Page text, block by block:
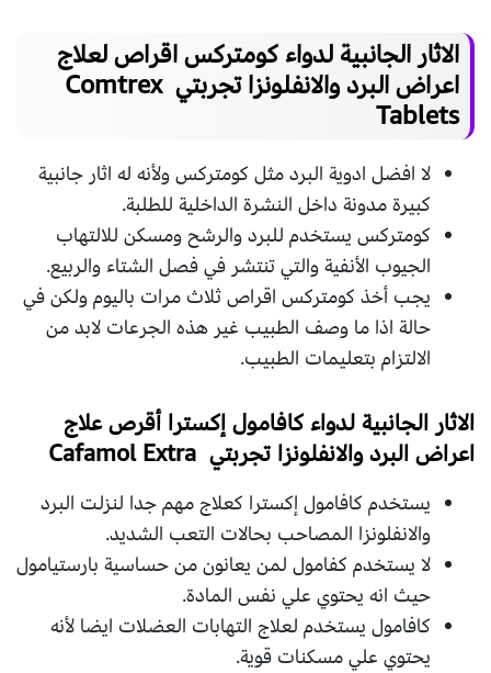
الاثار الجانبية لدواء كومتركس اقراص لعلاج
اعراض البرد والانفلونزا تجربتي Comtrex
Tablets
لا افضل ادوية البرد مثل كومتركس ولأنه له اثار جانبية
كبيرة مدونة داخل النشرة الداخلية للطلبة.
كومتركس يستخدم للبرد والرشح ومسكن للالتهاب
الجيوب الأنفية والتي تنتشر في فصل الشتاء والربيع.
يجب أخذ كومتركس اقراص ثلاث مرات باليوم ولكن في
حالة اذا ما وصف الطبيب غير هذه الجرعات لابد من
الالتزام بتعليمات الطبيب.
الاثار الجانبية لدواء كافامول إكسترا أقرص علاج
اعراض البرد والانفلونزا تجربتي Cafamol Extra
يستخدم كافامول إكسترا كعلاج مهم جدا لنزلت البرد
والانفلونزا المصاحب بحالات التعب الشديد.
لا يستخدم كفامول لمن يعانون من حساسية بارستيامول
حيث انه يحتوي علي نفس المادة.
كافامول يستخدم لعلاج التهابات العضلات ايضا لأنه
يحتوي علي مسكنات قوية.